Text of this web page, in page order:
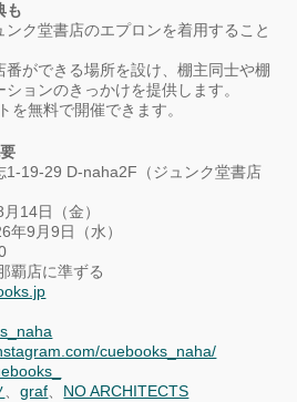
も
ク堂書店のエプロンを着用すること
ができる場所を設け、棚主同士や棚
ョンのきっかけを提供します。
無料で開催できます。
1-19-29 D-naha2F（ジュンク堂書店
14日（金）
年9月9日（水）
覇店に準ずる
cuebooks_naha/
、graf NO ARCHITECTS